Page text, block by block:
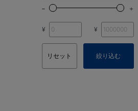
¥ ¥
リセット 絞り込む